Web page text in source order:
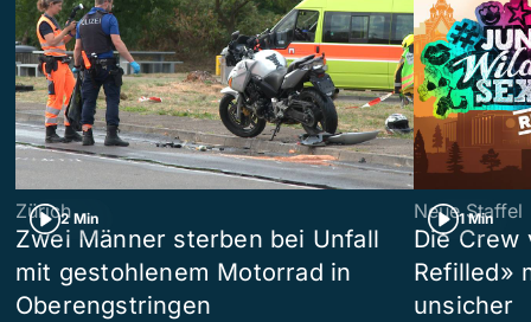
2 Min
Zürich
Zwei Männer sterben bei Unfall
mit gestohlenem Motorrad in
Oberengstringen
1 Min
Neue Staffel
Die Crew
Refilled»
unsicher